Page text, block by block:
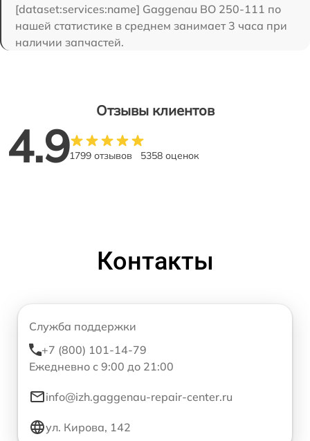
[dataset:services:name] Gaggenau BO 250-111 по
нашей статистике в среднем занимает 3 часа при
наличии запчастей.
Отзывы клиентов
4.91799 отзывов 5358 оценок
Контакты
Служба поддержки
+7 (800) 101-14-79
Ежедневно с 9:00 до 21:00
info@izh.gaggenau-repair-center.ru
ул. Кирова, 142